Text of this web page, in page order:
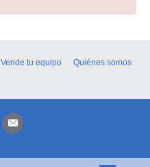
Vende tu equipo
Quiénes somos